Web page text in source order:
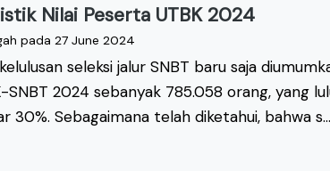
Nilai Peserta UTBK 2024
pada 27 June 2024
seleksi jalur SNBT baru saja
SNBT 2024 sebanyak 785.058 orang, yang
30%. Sebagaimana telah diketahui, bahwa s...